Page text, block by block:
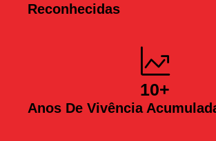
Reconhecidas
Anos De Vivência
10+